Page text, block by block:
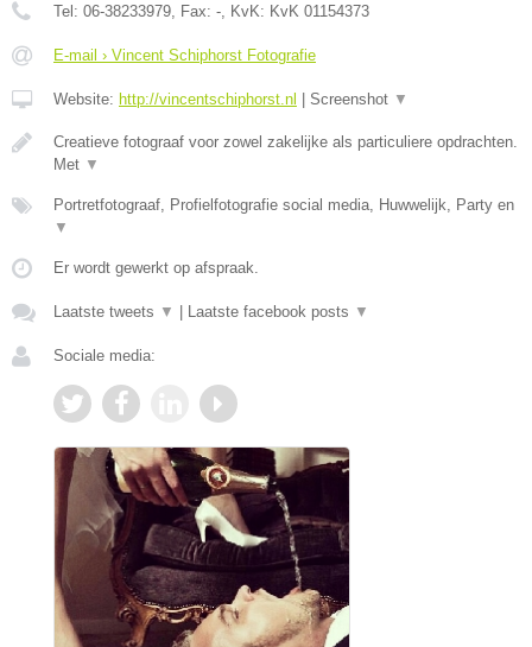
Tel: 06-38233979 , Fax: - , KvK: KvK 01154373
E-mail › Vincent Schiphorst Fotografie
Website: http://vincentschiphorst.nl | Screenshot ▼
Creatieve fotograaf voor zowel zakelijke als particuliere opdrachten.
Met ▼
Portretfotograaf, Profielfotografie social media, Huwwelijk, Party en
▼
Er wordt gewerkt op afspraak.
Laatste tweets ▼ | Laatste facebook posts ▼
Sociale media: